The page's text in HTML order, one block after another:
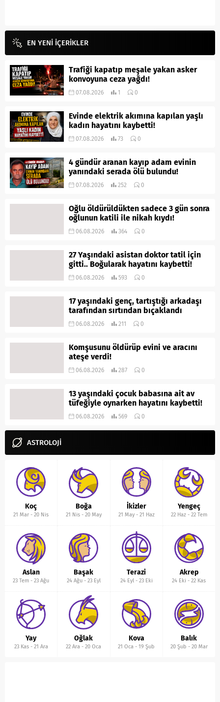
EN YENİ İÇERİKLER
Trafiği kapatıp meşale yakan asker
konvoyuna ceza yağdı!
07.08.2026 1 0
Evinde elektrik akımına kapılan yaşlı
kadın hayatını kaybetti!
07.08.2026 73 0
4 gündür aranan kayıp adam evinin
yanındaki serada ölü bulundu!
07.08.2026 252 0
Oğlu öldürüldükten sadece 3 gün sonra
oğlunun katili ile nikah kıydı!
06.08.2026 364 0
27 Yaşındaki asistan doktor tatil için
gitti.. Boğularak hayatını kaybetti!
06.08.2026 593 0
17 yaşındaki genç, tartıştığı arkadaşı
tarafından sırtından bıçaklandı
06.08.2026 211 0
Komşusunu öldürüp evini ve aracını
ateşe verdi!
06.08.2026 287 0
13 yaşındaki çocuk babasına ait av
tüfeğiyle oynarken hayatını kaybetti!
06.08.2026 569 0
ASTROLOJİ
Koç
21 Mar -20 Nis
Boğa
21 Nis- 20 May
İkizler
21 May- 21 Haz
Yengeç
22 Haz- 22 Tem
Aslan
23 Tem -23 Ağu
Başak
24 Ağu- 23 Eyl
Terazi
24 Eyl- 23 Eki
Akrep
24 Eki -22 Kas
Yay
23 Kas- 21 Ara
Oğlak
22 Ara -20 Oca
Kova
21 Oca -19 Şub
Balık
20 Şub - 20 Mar